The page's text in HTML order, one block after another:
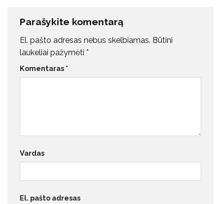
Parašykite komentarą
El. pašto adresas nebus skelbiamas. Būtini
laukeliai pažymėti *
Komentaras *
Vardas
El. pašto adresas